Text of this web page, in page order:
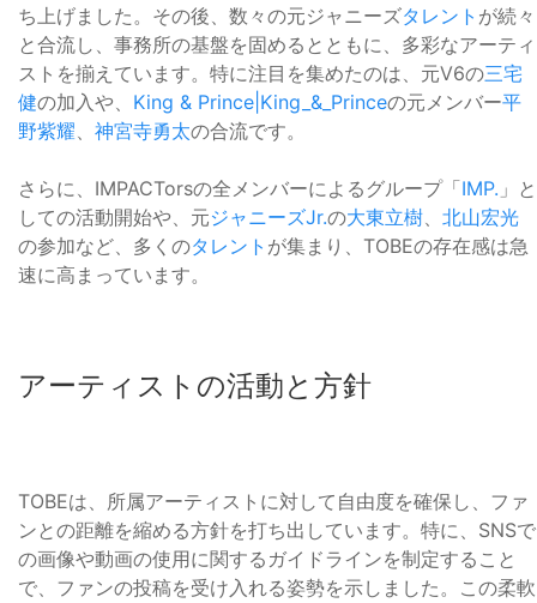
ち上げました。その後、数々の元ジャニーズタレント が続々
と合流し、事務所の基盤を固めるとともに、多彩なアーティ
ストを揃えています。特に注目を集めたのは、元V6の三宅
健の加入や、 King & Prince|King_&_Princeの元メンバー平
野紫耀、 神宮寺勇太の合流です。
さらに、IMPACTorsの全メンバーによるグループ「IMP. 」と
しての活動開始や、元ジャニーズJr.の大東立樹、 北山宏光
の参加など、多くのタレント が集まり、TOBEの存在感は急
速に高まっています。
アーティストの活動と方針
TOBEは、所属アーティストに対して自由度を確保し、ファ
ンとの距離を縮める方針を打ち出しています。特に、SNSで
の画像や動画の使用に関するガイドラインを制定すること
で、ファンの投稿を受け入れる姿勢を示しました。この柔軟